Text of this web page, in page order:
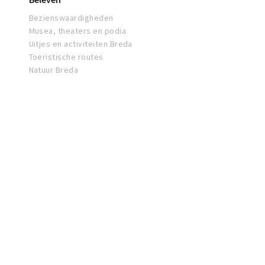
Bezienswaardigheden
Musea, theaters en podia
Uitjes en activiteiten Breda
Toeristische routes
Natuur Breda